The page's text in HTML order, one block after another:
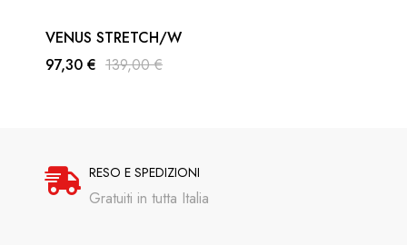
VENUS STRETCH/W
97,30 € 139,00 €
RESO E SPEDIZIONI
Gratuiti in tutta Italia